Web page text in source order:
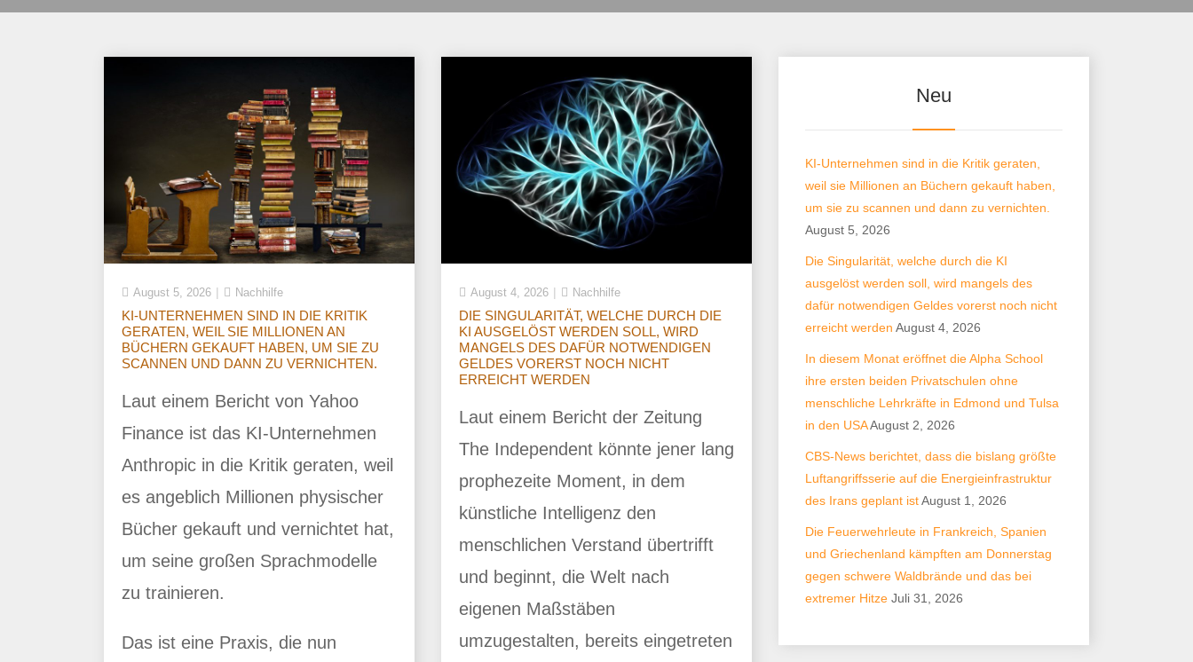
August 5, 2026 Nachhilfe
KI-UNTERNEHMEN SIND IN DIE KRITIK
GERATEN, WEIL SIE MILLIONEN AN
BÜCHERN GEKAUFT HABEN, UM SIE ZU
SCANNEN UND DANN ZU VERNICHTEN.
Laut einem Bericht von Yahoo
Finance ist das KI-Unternehmen
Anthropic in die Kritik geraten, weil
es angeblich Millionen physischer
Bücher gekauft und vernichtet hat,
um seine großen Sprachmodelle
zu trainieren.
Das ist eine Praxis, die nun
August 4, 2026 Nachhilfe
DIE SINGULARITÄT, WELCHE DURCH DIE
KI AUSGELÖST WERDEN SOLL, WIRD
MANGELS DES DAFÜR NOTWENDIGEN
GELDES VORERST NOCH NICHT
ERREICHT WERDEN
Laut einem Bericht der Zeitung
The Independent könnte jener lang
prophezeite Moment, in dem
künstliche Intelligenz den
menschlichen Verstand übertrifft
und beginnt, die Welt nach
eigenen Maßstäben
umzugestalten, bereits eingetreten
Neu
KI-Unternehmen sind in die Kritik geraten,
weil sie Millionen an Büchern gekauft haben,
um sie zu scannen und dann zu vernichten.
August 5, 2026
Die Singularität, welche durch die KI
ausgelöst werden soll, wird mangels des
dafür notwendigen Geldes vorerst noch nicht
erreicht werden August 4, 2026
In diesem Monat eröffnet die Alpha School
ihre ersten beiden Privatschulen ohne
menschliche Lehrkräfte in Edmond und Tulsa
in den USAAugust 2, 2026
CBS-News berichtet, dass die bislang größte
Luftangriffsserie auf die Energieinfrastruktur
des Irans geplant istAugust 1, 2026
Die Feuerwehrleute in Frankreich, Spanien
und Griechenland kämpften am Donnerstag
gegen schwere Waldbrände und das bei
extremer Hitze Juli 31, 2026